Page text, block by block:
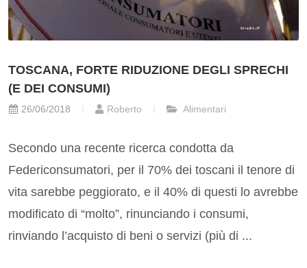
TOSCANA, FORTE RIDUZIONE DEGLI SPRECHI
(E DEI CONSUMI)
26/06/2018 Roberto Alimentari
Secondo una recente ricerca condotta da
Federiconsumatori, per il 70% dei toscani il tenore di
vita sarebbe peggiorato, e il 40% di questi lo avrebbe
modificato di “molto”, rinunciando i consumi,
rinviando l’acquisto di beni o servizi (più di ...